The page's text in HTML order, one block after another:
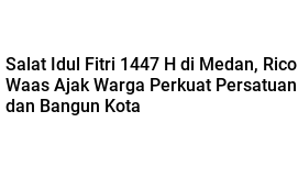
Salat Idul Fitri 1447 H di Medan, Rico
Waas Ajak Warga Perkuat Persatuan
dan Bangun Kota